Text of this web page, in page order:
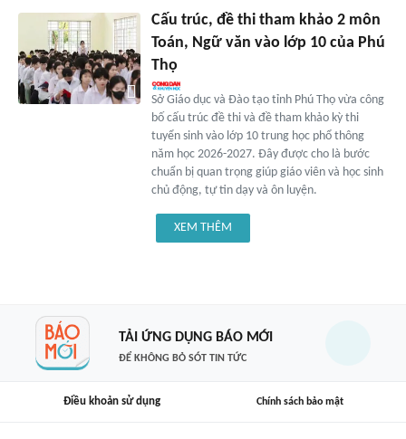
Cấu trúc, đề thi tham khảo 2 môn
Toán, Ngữ văn vào lớp 10 của Phú
Thọ
Sở Giáo dục và Đào tạo tỉnh Phú Thọ vừa công
bố cấu trúc đề thi và đề tham khảo kỳ thi
tuyển sinh vào lớp 10 trung học phổ thông
năm học 2026-2027. Đây được cho là bước
chuẩn bị quan trọng giúp giáo viên và học sinh
chủ động, tự tin dạy và ôn luyện.
XEM THÊM
TẢI ỨNG DỤNG BÁO MỚI
ĐỂ KHÔNG BỎ SÓT TIN TỨC
Điều khoản sử dụng Chính sách bảo mật